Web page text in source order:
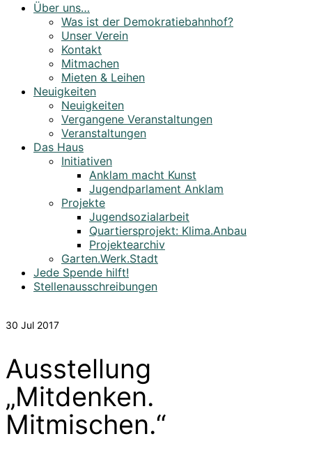
Über uns…
Was ist der Demokratiebahnhof?
Unser Verein
Kontakt
Mitmachen
Mieten & Leihen
Neuigkeiten
Neuigkeiten
Vergangene Veranstaltungen
Veranstaltungen
Das Haus
Initiativen
Anklam macht Kunst
Jugendparlament Anklam
Projekte
Jugendsozialarbeit
Quartiersprojekt: Klima.Anbau
Projektearchiv
Garten.Werk.Stadt
Jede Spende hilft!
Stellenausschreibungen
30 Jul 2017
Ausstellung
„Mitdenken.
Mitmischen.“